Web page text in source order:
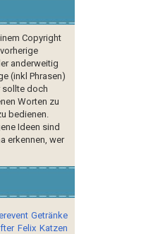
Copyright
anderweitig
(inkl Phrasen)
doch
Worten zu
bedienen.
Ideen sind
erkennen, wer
Getränke
Felix Katzen